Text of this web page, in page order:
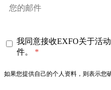
我同意接收EXFO关于活
件。
如果您提供自己的个人资料，则表示您